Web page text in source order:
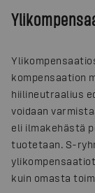
kompensaation
hiilineutraalius
voidaan
eli ilmakehästä
tuotetaan. S-
kuin omasta